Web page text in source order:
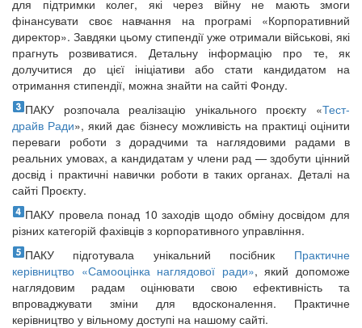
для підтримки колег, які через війну не мають змоги
фінансувати своє навчання на програмі «Корпоративний
директор». Завдяки цьому стипендії уже отримали військові, які
прагнуть розвиватися. Детальну інформацію про те, як
долучитися до цієї ініціативи або стати кандидатом на
отримання стипендії, можна знайти на сайті Фонду.
ПАКУ розпочала реалізацію унікального проєкту «Тест-
драйв Ради», який дає бізнесу можливість на практиці оцінити
переваги роботи з дорадчими та наглядовими радами в
реальних умовах, а кандидатам у члени рад — здобути цінний
досвід і практичні навички роботи в таких органах. Деталі на
сайті Проєкту.
ПАКУ провела понад 10 заходів щодо обміну досвідом для
різних категорій фахівців з корпоративного управління.
ПАКУ підготувала унікальний посібник Практичне
керівництво «Самооцінка наглядової ради», який допоможе
наглядовим радам оцінювати свою ефективність та
впроваджувати зміни для вдосконалення. Практичне
керівництво у вільному доступі на нашому сайті.